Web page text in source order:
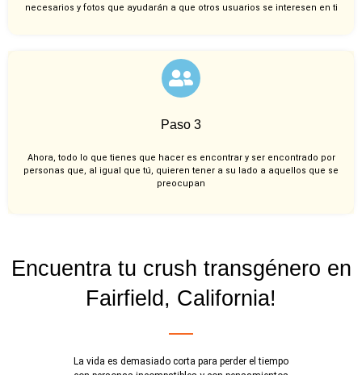
necesarios y fotos que ayudarán a que otros usuarios se interesen en ti
Paso 3
Ahora, todo lo que tienes que hacer es encontrar y ser encontrado por
personas que, al igual que tú, quieren tener a su lado a aquellos que se
preocupan
Encuentra tu crush transgénero en
Fairfield, California!
La vida es demasiado corta para perder el tiempo